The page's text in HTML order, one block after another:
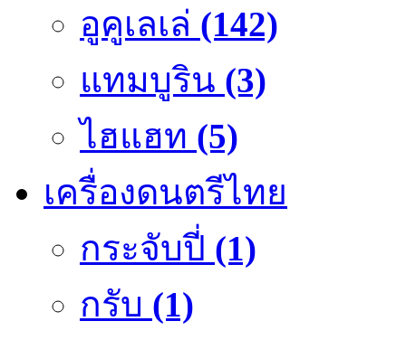
อูคูเลเล่ (142)
แทมบูริน (3)
ไฮแฮท (5)
เครื่องดนตรีไทย
กระจับปี่ (1)
กรับ (1)